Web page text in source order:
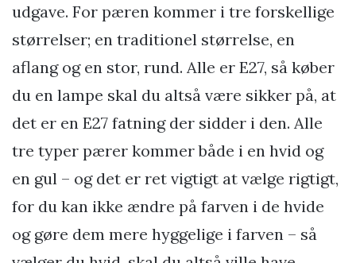
udgave. For pæren kommer i tre forskellige
størrelser; en traditionel størrelse, en
aflang og en stor, rund. Alle er E27, så køber
du en lampe skal du altså være sikker på, at
det er en E27 fatning der sidder i den. Alle
tre typer pærer kommer både i en hvid og
en gul – og det er ret vigtigt at vælge rigtigt,
for du kan ikke ændre på farven i de hvide
og gøre dem mere hyggelige i farven – så